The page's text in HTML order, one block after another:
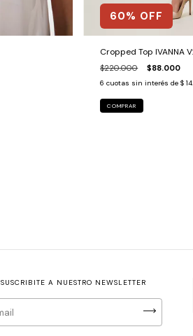
60% OFF
Cropped Top IVANNA
$220.000 $88.000
6 cuotas sin interés de$
COMPRAR
SUSCRIBITE A NUESTRO NEWSLETTER